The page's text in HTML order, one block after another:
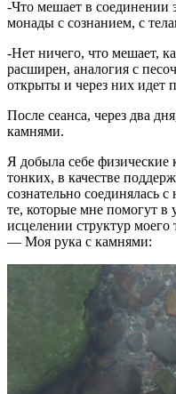
-Что мешает в соединении
монады с сознанием, с
-Нет ничего, что мешает,
расширен, аналогия с
открыты и через них идет
После сеанса, через два
камнями.
Я добыла себе физические
тонких, в качестве
сознательно соединялась
те, которые мне помогут в
исцелении структур
— Моя рука с камнями: